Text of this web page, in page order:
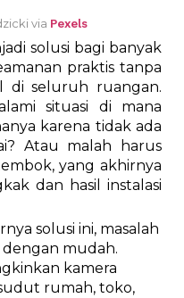
via Pexels
solusi bagi banyak
praktis tanpa
di seluruh ruangan.
situasi di mana
karena tidak ada
Atau malah harus
yang akhirnya
dan hasil instalasi
solusi ini, masalah
dengan mudah.
kamera
rumah, toko,